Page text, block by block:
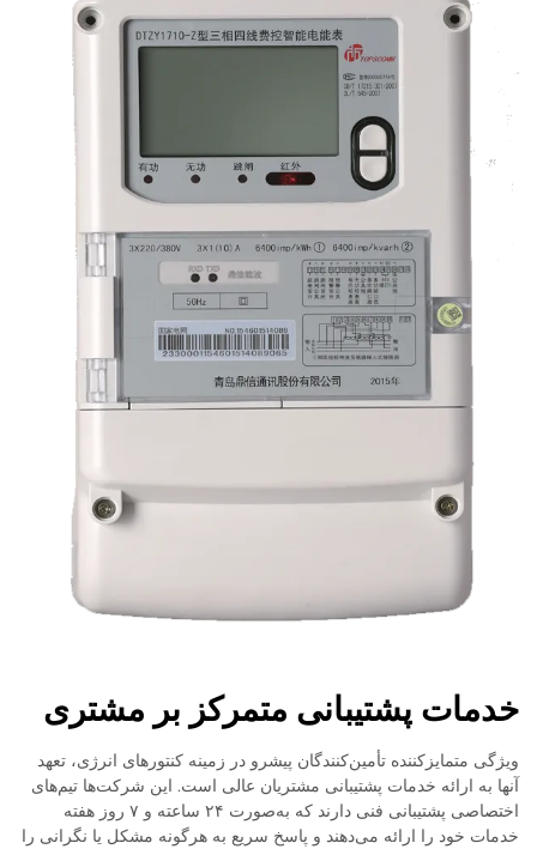
خدمات پشتیبانی متمرکز بر مشتری
ویژگی متمایزکننده تأمین‌کنندگان پیشرو در زمینه کنتورهای انرژی، تعهد
آنها به ارائه خدمات پشتیبانی مشتریان عالی است. این شرکت‌ها تیم‌های
اختصاصی پشتیبانی فنی دارند که به‌صورت ۲۴ ساعته و ۷ روز هفته
خدمات خود را ارائه می‌دهند و پاسخ سریع به هرگونه مشکل یا نگرانی را